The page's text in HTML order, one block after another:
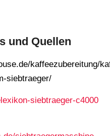
und Quellen
kaffeezubereitung/
siebtraeger/
siebtraeger-c4000